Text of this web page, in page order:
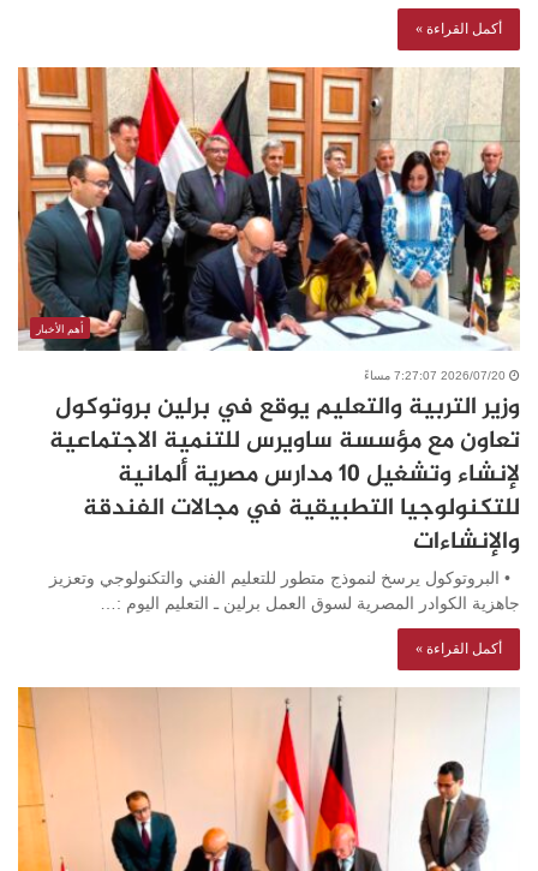
أكمل القراءة »
أهم الأخبار
2026/07/20 7:27:07 مساءً
وزير التربية والتعليم يوقع في برلين بروتوكول
تعاون مع مؤسسة ساويرس للتنمية الاجتماعية
لإنشاء وتشغيل 10 مدارس مصرية ألمانية
للتكنولوجيا التطبيقية في مجالات الفندقة
والإنشاءات
• البروتوكول يرسخ لنموذج متطور للتعليم الفني والتكنولوجي وتعزيز
جاهزية الكوادر المصرية لسوق العمل برلين ـ التعليم اليوم :…
أكمل القراءة »